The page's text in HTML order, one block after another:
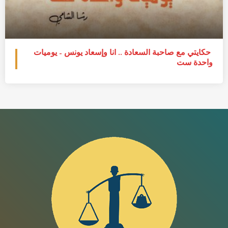
حكايتي مع صاحبة السعادة .. أنا وإسعاد يونس – يوميات
واحدة ست